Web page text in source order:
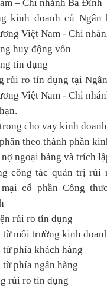
– Chi nhánh Ba Đình
kinh doanh củ Ngân
Việt Nam - Chi
huy động vốn
tín dụng
rủi ro tín dụng tại
Việt Nam - Chi
cho vay kinh
theo thành phần
ngoại bảng và trích
công tác quản trị rủi
cổ phần Công
rủi ro tín dụng
từ môi trường kinh
phía khách hàng
phía ngân hàng
rủi ro tín dụng